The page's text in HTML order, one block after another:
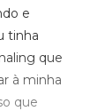
e
tinha
que
à minha
que